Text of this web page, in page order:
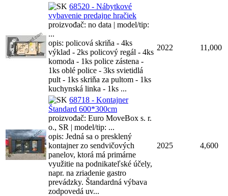
68520 - Nábytkové
vybavenie predajne hračiek
proizvođač: no data | model/tip:
...
opis: policová skriňa - 4ks
výklad - 2ks policový regál - 4ks
komoda - 1ks police zástena -
1ks oblé police - 3ks svietidlá
pult - 1ks skriňa za pultom - 1ks
kuchynská linka - 1ks ...
2022 11,000
68718 - Kontajner
Štandard 600*300cm
proizvođač: Euro MoveBox s. r.
o., SR | model/tip: ...
opis: Jedná sa o presklený
kontajner zo sendvičových
panelov, ktorá má primárne
využitie na podnikateľské účely,
napr. na zriadenie gastro
prevádzky. Štandardná výbava
zodpovedá uv...
2025 4,600